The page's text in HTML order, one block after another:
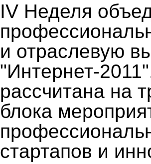
IV Неделя
и отраслевую
"Интернет-
рассчитана на
блока
стартапов и